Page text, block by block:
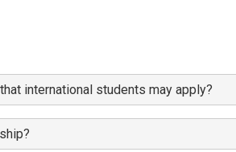
international students may apply?